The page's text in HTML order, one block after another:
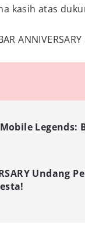
kasih atas
ANNIVERSARY
Legends:
Undang